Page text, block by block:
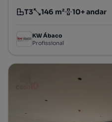
Tipologia
T3
Preço por metro quadrado
146 m²
Andar 10+ andar
KW Ábaco
Profissional